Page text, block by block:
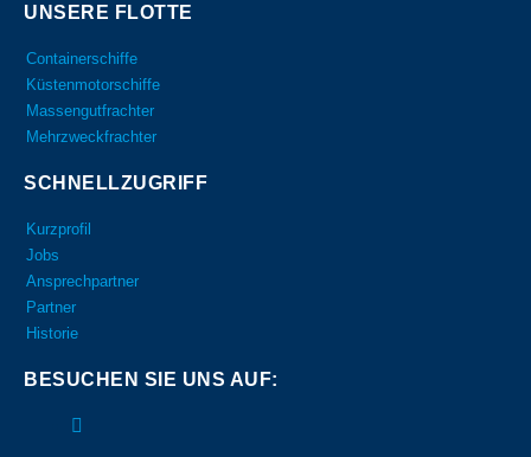
UNSERE FLOTTE
Containerschiffe
Küstenmotorschiffe
Massengutfrachter
Mehrzweckfrachter
SCHNELLZUGRIFF
Kurzprofil
Jobs
Ansprechpartner
Partner
Historie
BESUCHEN SIE UNS AUF: